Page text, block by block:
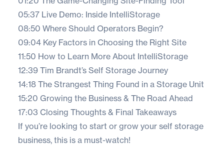
05:37 Live Demo: Inside IntelliStorage
08:50 Where Should Operators Begin?
09:04 Key Factors in Choosing the Right Site
11:50 How to Learn More About IntelliStorage
12:39 Tim Brandt’s Self Storage Journey
14:18 The Strangest Thing Found in a Storage Unit
15:20 Growing the Business & The Road Ahead
17:03 Closing Thoughts & Final Takeaways
If you’re looking to start or grow your self storage
business, this is a must-watch!